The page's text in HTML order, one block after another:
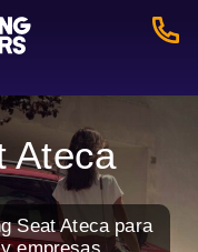
Ateca
Seat Ateca para